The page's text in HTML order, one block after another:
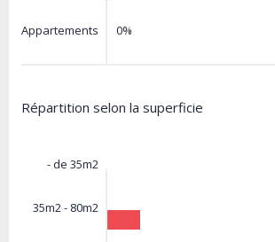
Appartements 0%
Répartition selon la superficie
- de 35m2
35m2 - 80m2